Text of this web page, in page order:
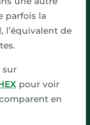
parfois la
l’équivalent de
sur
pour voir
en